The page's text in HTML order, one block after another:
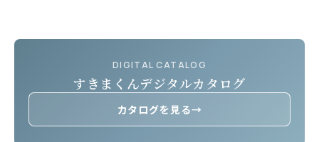
DIGITAL CATALOG
すきまくんデジタルカタログ
カタログを見る→